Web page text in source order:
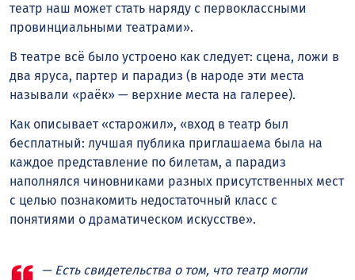
театр наш может стать наряду с первоклассными
провинциальными театрами».
В театре всё было устроено как следует: сцена, ложи в
два яруса, партер и парадиз (в народе эти места
называли «раёк» — верхние места на галерее).
Как описывает «старожил», «вход в театр был
бесплатный: лучшая публика приглашаема была на
каждое представление по билетам, а парадиз
наполнялся чиновниками разных присутственных мест
с целью познакомить недостаточный класс с
понятиями о драматическом искусстве».
— Есть свидетельства о том, что театр могли